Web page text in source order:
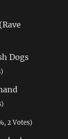
Dogs
2 Votes)